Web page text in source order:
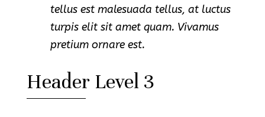
tellus est malesuada tellus, at luctus
turpis elit sit amet quam. Vivamus
pretium ornare est.
Header Level 3